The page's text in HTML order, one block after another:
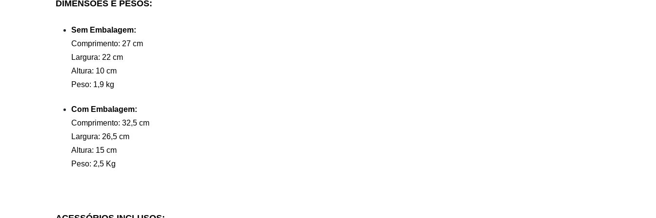
DIMENSÕES E PESOS:
Sem Embalagem:
Comprimento: 27 cm
Largura: 22 cm
Altura: 10 cm
Peso: 1,9 kg
Com Embalagem:
Comprimento: 32,5 cm
Largura: 26,5 cm
Altura: 15 cm
Peso: 2,5 Kg